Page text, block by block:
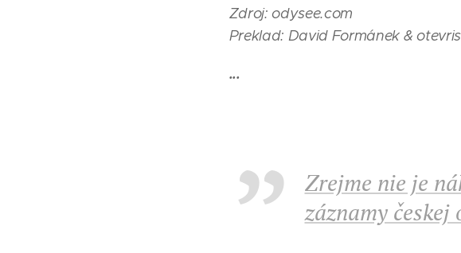
Zdroj: odysee.com
Preklad: David Formánek &
...
Zrejme nie je
záznamy